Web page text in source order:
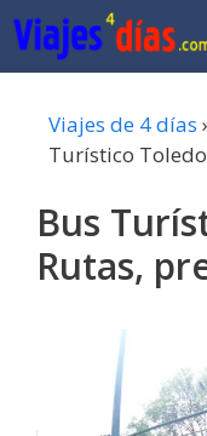
Saltar
al
contenido
Viajes de 4 días
Turístico
Bus
Rutas,